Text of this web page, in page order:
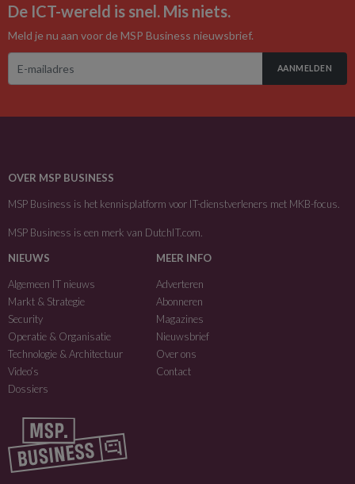
De ICT-wereld is snel. Mis niets.
Meld je nu aan voor de MSP Business nieuwsbrief.
AANMELDEN
OVER MSP BUSINESS
MSP Business is het kennisplatform voor IT-dienstverleners met MKB-focus.
MSP Business is een merk van DutchIT.com
NIEUWS
Algemeen IT nieuws
Markt & Strategie
Security
Operatie & Organisatie
Technologie & Architectuur
Video’s
Dossiers
MEER INFO
Adverteren
Abonneren
Magazines
Nieuwsbrief
Over ons
Contact